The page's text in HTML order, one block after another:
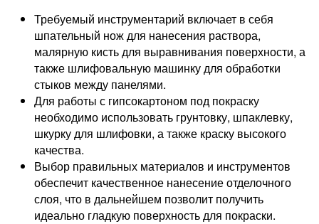
Требуемый инструментарий включает в себя
шпательный нож для нанесения раствора,
малярную кисть для выравнивания поверхности, а
также шлифовальную машинку для обработки
стыков между панелями.
Для работы с гипсокартоном под покраску
необходимо использовать грунтовку, шпаклевку,
шкурку для шлифовки, а также краску высокого
качества.
Выбор правильных материалов и инструментов
обеспечит качественное нанесение отделочного
слоя, что в дальнейшем позволит получить
идеально гладкую поверхность для покраски.